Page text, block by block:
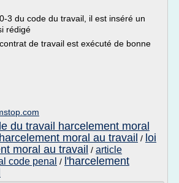
3 du code du travail, il est inséré un
rédigé
de travail est exécuté de bonne
du travail harcelement moral
moral au travail / loi
moral au travail / article
code penal / l'harcelement